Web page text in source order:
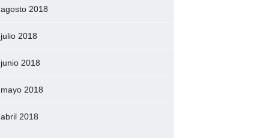
agosto 2018
julio 2018
junio 2018
mayo 2018
abril 2018